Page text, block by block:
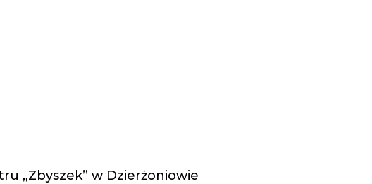
„Zbyszek” w Dzierżoniowie